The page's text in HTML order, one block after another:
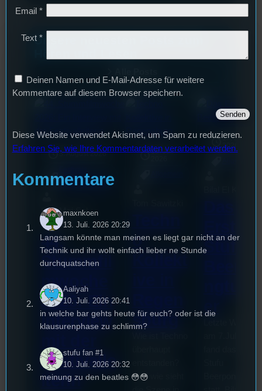
Unsere neuesten Posts zum
3. August 2026
Interview, Kultur ,
Veranstaltungen
Sao-Mai Sol
Nguyen
44.
Stummfil
mwoche
2026: Ein
Interview
Festivalle
iterin
18. Juli
o
sburg
Und wie sieht
17. Juli
2026
Stufu
er
Email *
Text *
Deinen Namen und E-Mail-Adresse für weitere
Kommentare auf diesem Browser speichern.
Diese Website verwendet Akismet, um Spam zu reduzieren.
Erfahren Sie, wie Ihre Kommentardaten verarbeitet werden.
Kommentare
maxnkoen
13. Juli. 2026 20:29
Langsam könnte man meinen es liegt gar nicht an der
Technik und ihr wollt einfach lieber ne Stunde
durchquatschen
Aaliyah
10. Juli. 2026 20:41
in welche bar gehts heute für euch? oder ist die
klausurenphase zu schlimm?
stufu fan #1
10. Juli. 2026 20:32
meinung zu den beatles 😳😳